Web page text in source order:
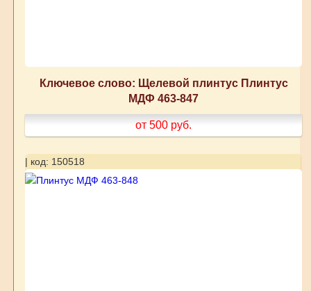
Ключевое слово: Щелевой плинтус Плинтус
МДФ 463-847
от 500 руб.
| код: 150518